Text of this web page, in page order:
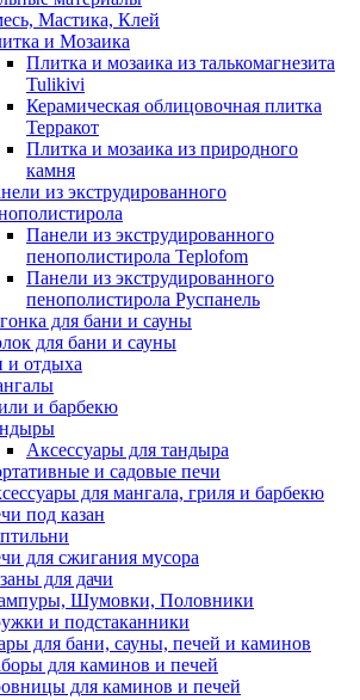
Мастика, Клей
и Мозаика
Плитка и мозаика из талькомагнезита
Tulikivi
Керамическая облицовочная плитка
Терракот
Плитка и мозаика из природного
камня
из экструдированного
Панели из экструдированного
пенополистирола Teplofom
Панели из экструдированного
пенополистирола Руспанель
для бани и сауны
для бани и сауны
и отдыха
и барбекю
Аксессуары для тандыра
и садовые печи
для мангала, гриля и барбекю
под казан
для сжигания мусора
для дачи
Шумовки, Половники
и подстаканники
для бани, сауны, печей и каминов
для каминов и печей
для каминов и печей